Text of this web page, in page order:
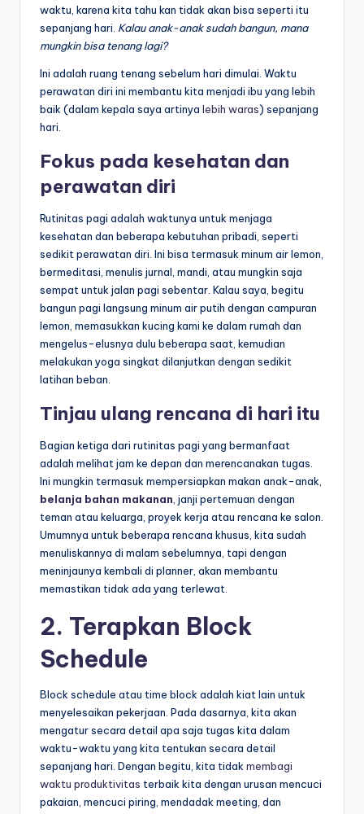
waktu, karena kita tahu kan tidak akan bisa seperti itu
sepanjang hari. Kalau anak-anak sudah bangun, mana
mungkin bisa tenang lagi?
Ini adalah ruang tenang sebelum hari dimulai. Waktu
perawatan diri ini membantu kita menjadi ibu yang lebih
baik (dalam kepala saya artinya lebih waras) sepanjang
hari.
Fokus pada kesehatan dan
perawatan diri
Rutinitas pagi adalah waktunya untuk menjaga
kesehatan dan beberapa kebutuhan pribadi, seperti
sedikit perawatan diri. Ini bisa termasuk minum air lemon,
bermeditasi, menulis jurnal, mandi, atau mungkin saja
sempat untuk jalan pagi sebentar. Kalau saya, begitu
bangun pagi langsung minum air putih dengan campuran
lemon, memasukkan kucing kami ke dalam rumah dan
mengelus-elusnya dulu beberapa saat, kemudian
melakukan yoga singkat dilanjutkan dengan sedikit
latihan beban.
Tinjau ulang rencana di hari itu
Bagian ketiga dari rutinitas pagi yang bermanfaat
adalah melihat jam ke depan dan merencanakan tugas.
Ini mungkin termasuk mempersiapkan makan anak-anak,
belanja bahan makanan, janji pertemuan dengan
teman atau keluarga, proyek kerja atau rencana ke salon.
Umumnya untuk beberapa rencana khusus, kita sudah
menuliskannya di malam sebelumnya, tapi dengan
meninjaunya kembali di planner, akan membantu
memastikan tidak ada yang terlewat.
2. Terapkan Block
Schedule
Block schedule atau time block adalah kiat lain untuk
menyelesaikan pekerjaan. Pada dasarnya, kita akan
mengatur secara detail apa saja tugas kita dalam
waktu-waktu yang kita tentukan secara detail
sepanjang hari. Dengan begitu, kita tidak membagi
waktu produktivitas terbaik kita dengan urusan mencuci
pakaian, mencuci piring, mendadak meeting, dan